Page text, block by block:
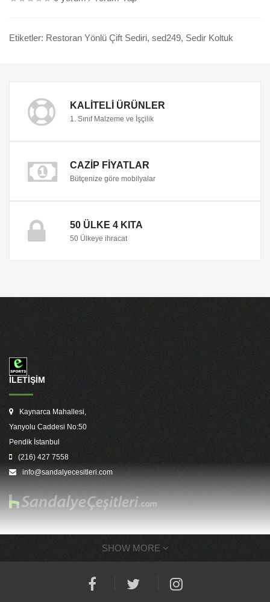
Etiketler: Restoran Yönlü Çift Sediri, sed249, Sedir Koltuk
KALITELI ÜRÜNLER
1. Sınıf Malzeme ve İşçilik
CAZIP FIYATLAR
Bütçenize göre mobilyalar
50 ÜLKE 4 KITA
50 Ülkeye ihracat
İLETİŞİM
Kaynarca Mahallesi,
Yanyolu Caddesi No:50
Pendik İstanbul
(216) 427 7558
info@sandalyecesitleri.com
SHOW MORE